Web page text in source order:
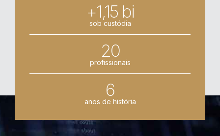
+1,15 bi
sob custódia
20
profissionais
6
anos de história